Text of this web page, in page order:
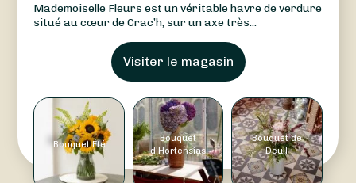
Mademoiselle Fleurs est un véritable havre de verdure
situé au cœur de Crac’h, sur un axe très...
Visiter le magasin
Bouquet Été
Bouquet
d'Hortensias
Bouquet de
Deuil